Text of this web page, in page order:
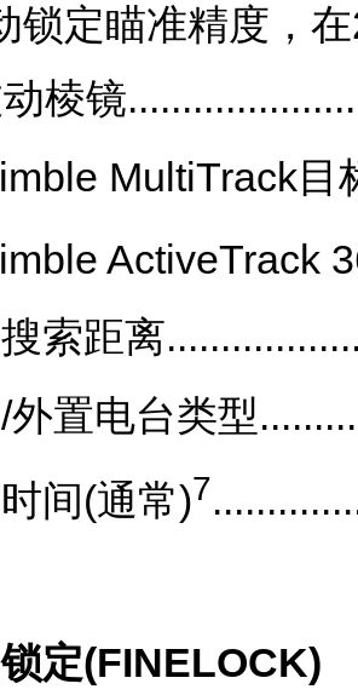
锁定瞄准精度，
棱镜
MultiTrack目
ActiveTrack
索距离
外置电台类型
间(通常)7
定(FINELOCK)